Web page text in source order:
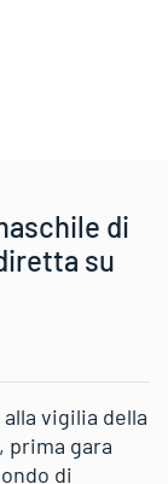
di
su
vigilia della
prima gara
di